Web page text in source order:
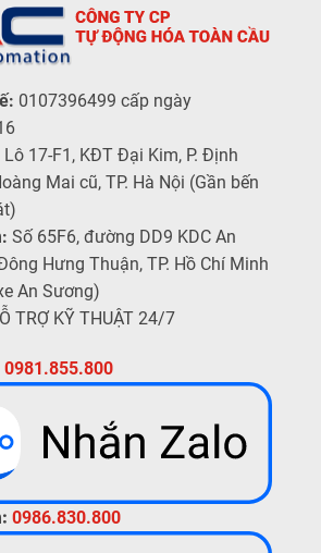
0107396499 cấp ngày
Lô 17-F1, KĐT Đại Kim, P. Định
Mai cũ, TP. Hà Nội (Gần bến
Số 65F6, đường DD9 KDC An
Hưng Thuận, TP. Hồ Chí Minh
An Sương)
TRỢ KỸ THUẬT 24/7
0981.855.800
0986.830.800